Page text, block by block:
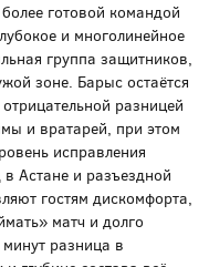
готовой командой
и многолинейное
группа защитников,
зоне. Барыс остаётся
разницей
и вратарей, при этом
исправления
Астане и разъездной
гостям дискомфорта,
матч и долго
разница в